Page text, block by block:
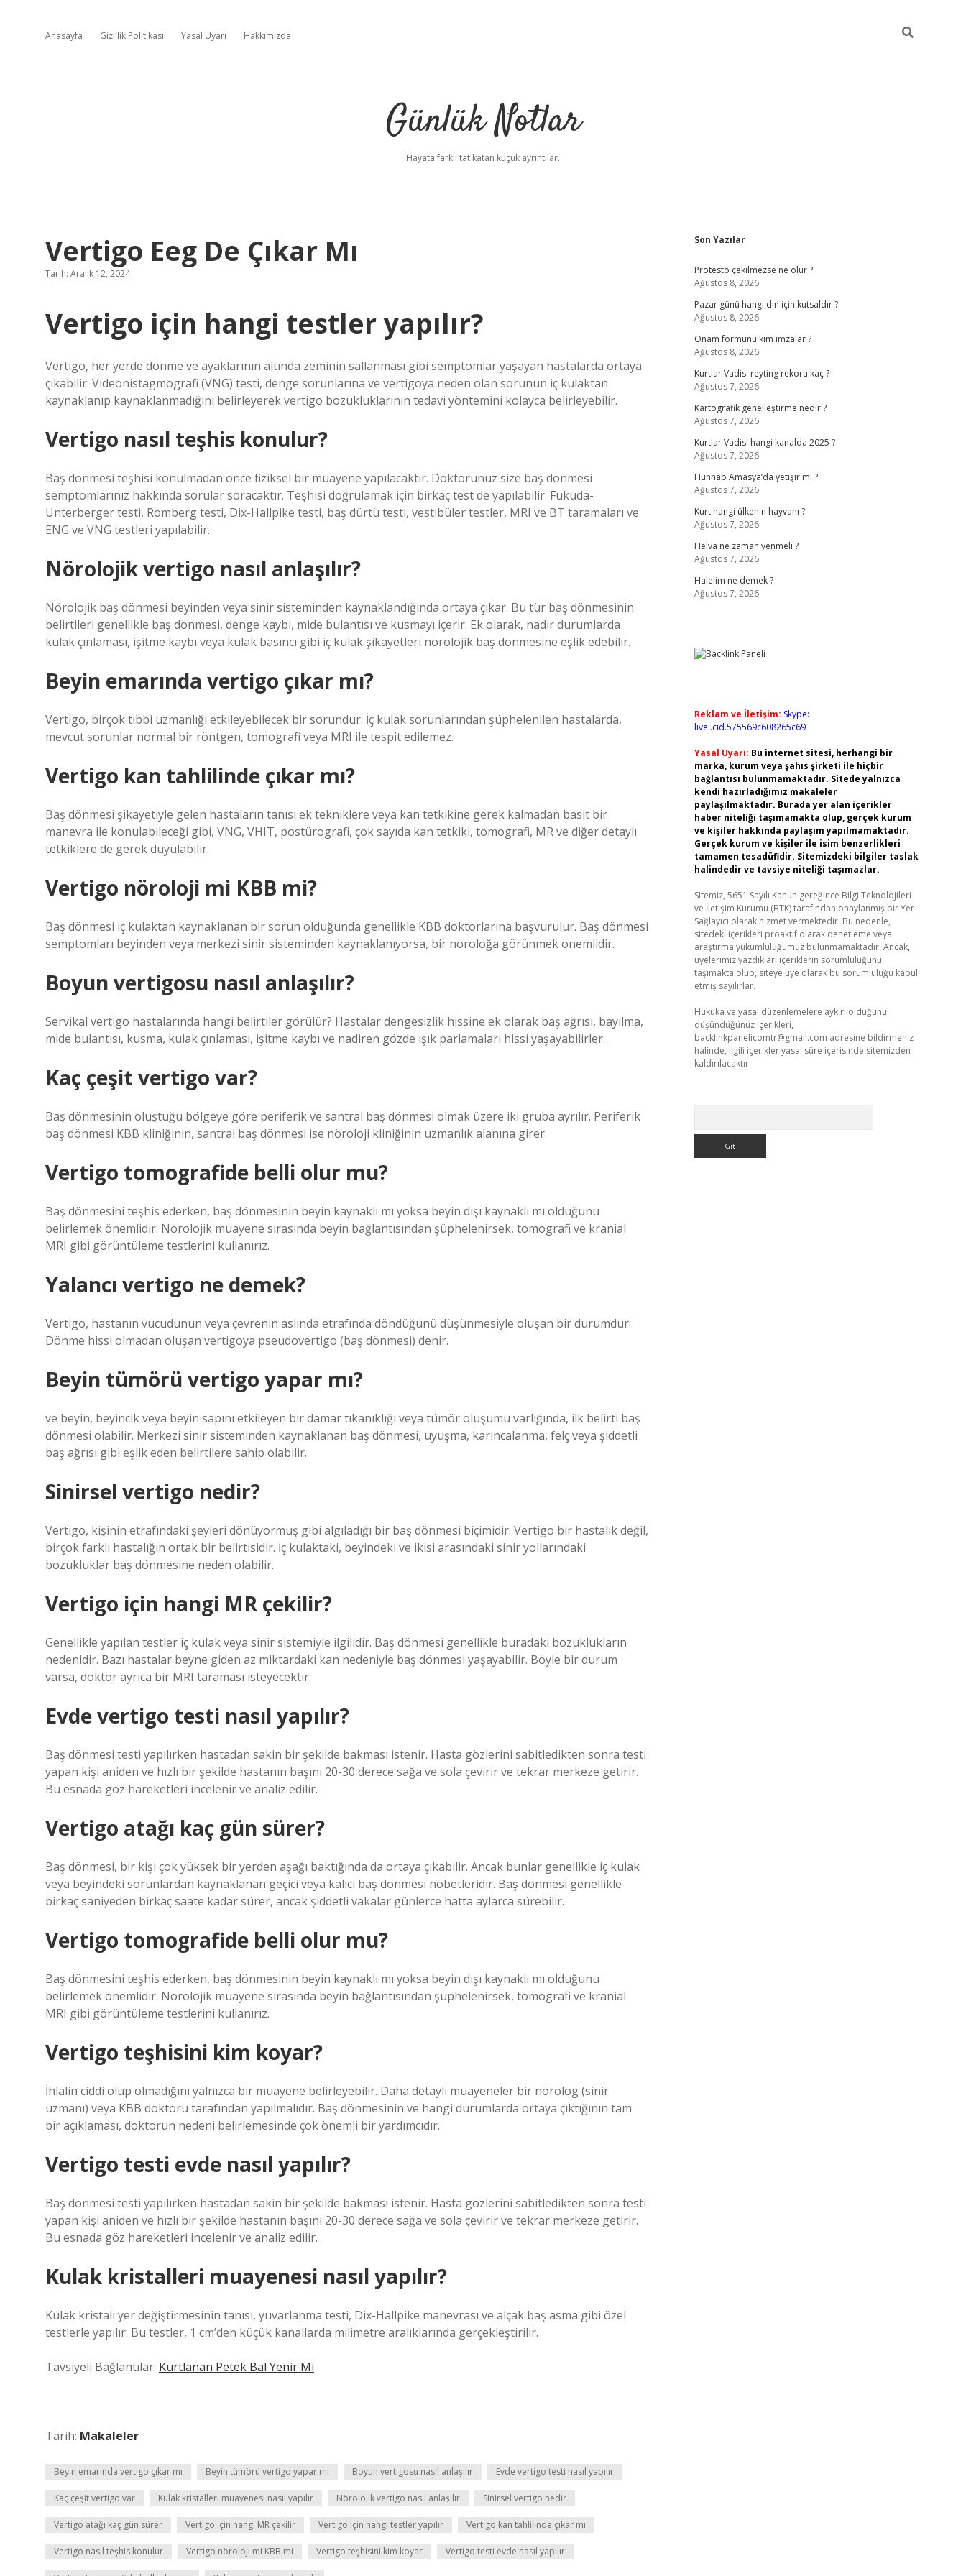
Anasayfa Gizlilik Politikası Yasal Uyarı Hakkımızda
Günlük Notlar
Hayata farklı tat katan küçük ayrıntılar.
Vertigo Eeg De Çıkar Mı
Tarih: Aralık 12, 2024
Vertigo için hangi testler yapılır?
Vertigo, her yerde dönme ve ayaklarının altında zeminin sallanması gibi semptomlar yaşayan hastalarda ortaya
çıkabilir. Videonistagmografi (VNG) testi, denge sorunlarına ve vertigoya neden olan sorunun iç kulaktan
kaynaklanıp kaynaklanmadığını belirleyerek vertigo bozukluklarının tedavi yöntemini kolayca belirleyebilir.
Vertigo nasıl teşhis konulur?
Baş dönmesi teşhisi konulmadan önce fiziksel bir muayene yapılacaktır. Doktorunuz size baş dönmesi
semptomlarınız hakkında sorular soracaktır. Teşhisi doğrulamak için birkaç test de yapılabilir. Fukuda-
Unterberger testi, Romberg testi, Dix-Hallpike testi, baş dürtü testi, vestibüler testler, MRI ve BT taramaları ve
ENG ve VNG testleri yapılabilir.
Nörolojik vertigo nasıl anlaşılır?
Nörolojik baş dönmesi beyinden veya sinir sisteminden kaynaklandığında ortaya çıkar. Bu tür baş dönmesinin
belirtileri genellikle baş dönmesi, denge kaybı, mide bulantısı ve kusmayı içerir. Ek olarak, nadir durumlarda
kulak çınlaması, işitme kaybı veya kulak basıncı gibi iç kulak şikayetleri nörolojik baş dönmesine eşlik edebilir.
Beyin emarında vertigo çıkar mı?
Vertigo, birçok tıbbi uzmanlığı etkileyebilecek bir sorundur. İç kulak sorunlarından şüphelenilen hastalarda,
mevcut sorunlar normal bir röntgen, tomografi veya MRI ile tespit edilemez.
Vertigo kan tahlilinde çıkar mı?
Baş dönmesi şikayetiyle gelen hastaların tanısı ek tekniklere veya kan tetkikine gerek kalmadan basit bir
manevra ile konulabileceği gibi, VNG, VHIT, postürografi, çok sayıda kan tetkiki, tomografi, MR ve diğer detaylı
tetkiklere de gerek duyulabilir.
Vertigo nöroloji mi KBB mi?
Baş dönmesi iç kulaktan kaynaklanan bir sorun olduğunda genellikle KBB doktorlarına başvurulur. Baş dönmesi
semptomları beyinden veya merkezi sinir sisteminden kaynaklanıyorsa, bir nöroloğa görünmek önemlidir.
Boyun vertigosu nasıl anlaşılır?
Servikal vertigo hastalarında hangi belirtiler görülür? Hastalar dengesizlik hissine ek olarak baş ağrısı, bayılma,
mide bulantısı, kusma, kulak çınlaması, işitme kaybı ve nadiren gözde ışık parlamaları hissi yaşayabilirler.
Kaç çeşit vertigo var?
Baş dönmesinin oluştuğu bölgeye göre periferik ve santral baş dönmesi olmak üzere iki gruba ayrılır. Periferik
baş dönmesi KBB kliniğinin, santral baş dönmesi ise nöroloji kliniğinin uzmanlık alanına girer.
Vertigo tomografide belli olur mu?
Baş dönmesini teşhis ederken, baş dönmesinin beyin kaynaklı mı yoksa beyin dışı kaynaklı mı olduğunu
belirlemek önemlidir. Nörolojik muayene sırasında beyin bağlantısından şüphelenirsek, tomografi ve kranial
MRI gibi görüntüleme testlerini kullanırız.
Yalancı vertigo ne demek?
Vertigo, hastanın vücudunun veya çevrenin aslında etrafında döndüğünü düşünmesiyle oluşan bir durumdur.
Dönme hissi olmadan oluşan vertigoya pseudovertigo (baş dönmesi) denir.
Beyin tümörü vertigo yapar mı?
ve beyin, beyincik veya beyin sapını etkileyen bir damar tıkanıklığı veya tümör oluşumu varlığında, ilk belirti baş
dönmesi olabilir. Merkezi sinir sisteminden kaynaklanan baş dönmesi, uyuşma, karıncalanma, felç veya şiddetli
baş ağrısı gibi eşlik eden belirtilere sahip olabilir.
Sinirsel vertigo nedir?
Vertigo, kişinin etrafındaki şeyleri dönüyormuş gibi algıladığı bir baş dönmesi biçimidir. Vertigo bir hastalık değil,
birçok farklı hastalığın ortak bir belirtisidir. İç kulaktaki, beyindeki ve ikisi arasındaki sinir yollarındaki
bozukluklar baş dönmesine neden olabilir.
Vertigo için hangi MR çekilir?
Genellikle yapılan testler iç kulak veya sinir sistemiyle ilgilidir. Baş dönmesi genellikle buradaki bozuklukların
nedenidir. Bazı hastalar beyne giden az miktardaki kan nedeniyle baş dönmesi yaşayabilir. Böyle bir durum
varsa, doktor ayrıca bir MRI taraması isteyecektir.
Evde vertigo testi nasıl yapılır?
Baş dönmesi testi yapılırken hastadan sakin bir şekilde bakması istenir. Hasta gözlerini sabitledikten sonra testi
yapan kişi aniden ve hızlı bir şekilde hastanın başını 20-30 derece sağa ve sola çevirir ve tekrar merkeze getirir.
Bu esnada göz hareketleri incelenir ve analiz edilir.
Vertigo atağı kaç gün sürer?
Baş dönmesi, bir kişi çok yüksek bir yerden aşağı baktığında da ortaya çıkabilir. Ancak bunlar genellikle iç kulak
veya beyindeki sorunlardan kaynaklanan geçici veya kalıcı baş dönmesi nöbetleridir. Baş dönmesi genellikle
birkaç saniyeden birkaç saate kadar sürer, ancak şiddetli vakalar günlerce hatta aylarca sürebilir.
Vertigo tomografide belli olur mu?
Baş dönmesini teşhis ederken, baş dönmesinin beyin kaynaklı mı yoksa beyin dışı kaynaklı mı olduğunu
belirlemek önemlidir. Nörolojik muayene sırasında beyin bağlantısından şüphelenirsek, tomografi ve kranial
MRI gibi görüntüleme testlerini kullanırız.
Vertigo teşhisini kim koyar?
İhlalin ciddi olup olmadığını yalnızca bir muayene belirleyebilir. Daha detaylı muayeneler bir nörolog (sinir
uzmanı) veya KBB doktoru tarafından yapılmalıdır. Baş dönmesinin ve hangi durumlarda ortaya çıktığının tam
bir açıklaması, doktorun nedeni belirlemesinde çok önemli bir yardımcıdır.
Vertigo testi evde nasıl yapılır?
Baş dönmesi testi yapılırken hastadan sakin bir şekilde bakması istenir. Hasta gözlerini sabitledikten sonra testi
yapan kişi aniden ve hızlı bir şekilde hastanın başını 20-30 derece sağa ve sola çevirir ve tekrar merkeze getirir.
Bu esnada göz hareketleri incelenir ve analiz edilir.
Kulak kristalleri muayenesi nasıl yapılır?
Kulak kristali yer değiştirmesinin tanısı, yuvarlanma testi, Dix-Hallpike manevrası ve alçak baş asma gibi özel
testlerle yapılır. Bu testler, 1 cm’den küçük kanallarda milimetre aralıklarında gerçekleştirilir.
Tavsiyeli Bağlantılar: Kurtlanan Petek Bal Yenir Mi
Tarih: Makaleler
Beyin emarında vertigo çıkar mı Beyin tümörü vertigo yapar mı Boyun vertigosu nasıl anlaşılır Evde vertigo testi nasıl yapılır
Kaç çeşit vertigo var Kulak kristalleri muayenesi nasıl yapılır Nörolojik vertigo nasıl anlaşılır Sinirsel vertigo nedir
Vertigo atağı kaç gün sürer Vertigo için hangi MR çekilir Vertigo için hangi testler yapılır Vertigo kan tahlilinde çıkar mı
Vertigo nasıl teşhis konulur Vertigo nöroloji mi KBB mi Vertigo teşhisini kim koyar Vertigo testi evde nasıl yapılır
Sidebar
Son Yazılar
Protesto çekilmezse ne olur ?
Ağustos 8, 2026
Pazar günü hangi din için kutsaldır ?
Ağustos 8, 2026
Onam formunu kim imzalar ?
Ağustos 8, 2026
Kurtlar Vadisi reyting rekoru kaç ?
Ağustos 7, 2026
Kartografik genelleştirme nedir ?
Ağustos 7, 2026
Kurtlar Vadisi hangi kanalda 2025 ?
Ağustos 7, 2026
Hünnap Amasya’da yetişir mi ?
Ağustos 7, 2026
Kurt hangi ülkenin hayvanı ?
Ağustos 7, 2026
Helva ne zaman yenmeli ?
Ağustos 7, 2026
Halelim ne demek ?
Ağustos 7, 2026
Reklam ve İletişim: Skype:
live:.cid.575569c608265c69
Yasal Uyarı: Bu internet sitesi, herhangi bir
marka, kurum veya şahıs şirketi ile hiçbir
bağlantısı bulunmamaktadır. Sitede yalnızca
kendi hazırladığımız makaleler
paylaşılmaktadır. Burada yer alan içerikler
haber niteliği taşımamakta olup, gerçek kurum
ve kişiler hakkında paylaşım yapılmamaktadır.
Gerçek kurum ve kişiler ile isim benzerlikleri
tamamen tesadüfidir. Sitemizdeki bilgiler taslak
halindedir ve tavsiye niteliği taşımazlar.
Sitemiz, 5651 Sayılı Kanun gereğince Bilgi Teknolojileri
ve İletişim Kurumu (BTK) tarafından onaylanmış bir Yer
Sağlayıcı olarak hizmet vermektedir. Bu nedenle,
sitedeki içerikleri proaktif olarak denetleme veya
araştırma yükümlülüğümüz bulunmamaktadır. Ancak,
üyelerimiz yazdıkları içeriklerin sorumluluğunu
taşımakta olup, siteye üye olarak bu sorumluluğu kabul
etmiş sayılırlar.
Hukuka ve yasal düzenlemelere aykırı olduğunu
düşündüğünüz içerikleri,
backlinkpanelicomtr@gmail.com adresine bildirmeniz
halinde, ilgili içerikler yasal süre içerisinde sitemizden
kaldırılacaktır.